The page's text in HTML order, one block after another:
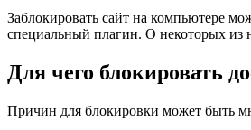
Заблокировать сайт на компьютере
специальный плагин. О некоторых из
Для чего блокировать
Причин для блокировки может быть